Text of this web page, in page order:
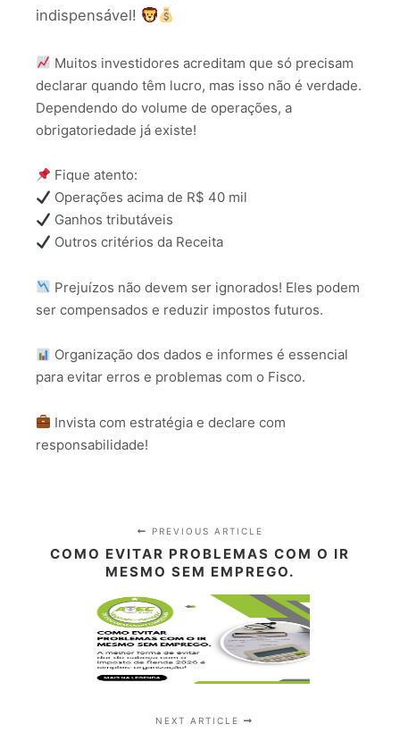
indispensável!
Muitos investidores acreditam que só precisam
declarar quando têm lucro, mas isso não é verdade.
Dependendo do volume de operações, a
obrigatoriedade já existe!
Fique atento:
Operações acima de R$ 40 mil
Ganhos tributáveis
Outros critérios da Receita
Prejuízos não devem ser ignorados! Eles podem
ser compensados e reduzir impostos futuros.
Organização dos dados e informes é essencial
para evitar erros e problemas com o Fisco.
Invista com estratégia e declare com
responsabilidade!
PREVIOUS ARTICLE
COMO EVITAR PROBLEMAS COM O IR
MESMO SEM EMPREGO.
NEXT ARTICLE